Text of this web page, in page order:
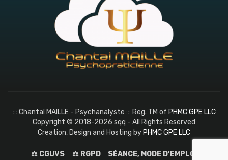
::: Chantal MAILLE - Psychanalyste ::: Reg. TM of PHMC GPE LLC
Copyright © 2018-2026 sqq - All Rights Reserved
Creation, Design and Hosting byPHMC GPE LLC
⚖️ CGUVS ⚖️ RGPD SÉANCE, MODE D’EMPLOI